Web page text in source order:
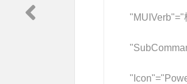
"MUIVerb"="